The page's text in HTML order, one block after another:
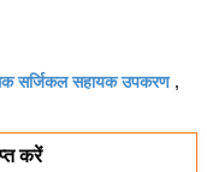
सर्जिकल सहायक उपकरण,
करें